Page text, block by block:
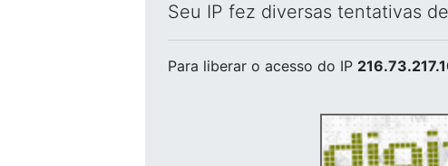
Seu IP fez diversas tentativas
Para liberar o acesso do IP